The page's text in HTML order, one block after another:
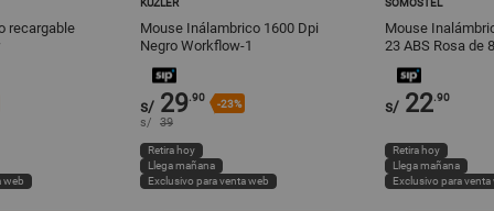
recargable
web
Mouse Inálambrico 1600 Dpi
Negro Workflow-1
s/ 29.90
-23%
s/ 39
Retira hoy
Llega mañana
Exclusivo para venta web
Mouse
23 ABS Rosa de
s/ 22.90
Retira hoy
Llega mañana
Exclusivo para venta